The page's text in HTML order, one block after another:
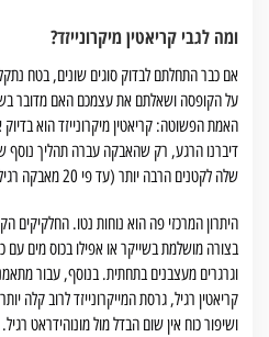
ומה לגבי קריאטין מיקרונייזד?
על הקופסה ושאלתם את עצמכם האם מדובר
האמת הפשוטה: קריאטין מיקרונייזד הוא בדיוק
דיברנו הרגע, רק שהאבקה עברה תהליך נוסף
שלה לקטנים הרבה יותר (עד פי 20 מאבקה רגילה).
היתרון המרכזי פה הוא נוחות נטו.
בצורה מושלמת בשייקר או אפילו בכוס מים עם
וגרגרים מעצבנים בתחתית. בנוסף, עבור
קריאטין רגיל, גרסת המייקרונייזד לרוב קלה
ושיפור כוח אין שום הבדל מול מונוהידראט